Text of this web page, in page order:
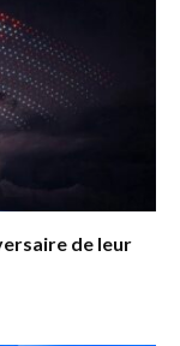
de leur